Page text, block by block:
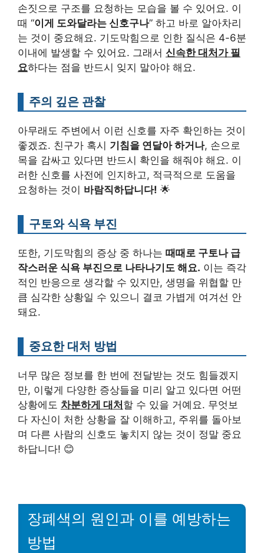
손짓으로 구조를 요청하는 모습을 볼 수 있어요. 이
때 “이게 도와달라는 신호구나” 하고 바로 알아차리
는 것이 중요해요. 기도막힘으로 인한 질식은 4-6분
이내에 발생할 수 있어요. 그래서 신속한 대처가 필
요하다는 점을 반드시 잊지 말아야 해요.
주의 깊은 관찰
아무래도 주변에서 이런 신호를 자주 확인하는 것이
좋겠죠. 친구가 혹시 기침을 연달아 하거나, 손으로
목을 감싸고 있다면 반드시 확인을 해줘야 해요. 이
러한 신호를 사전에 인지하고, 적극적으로 도움을
요청하는 것이 바람직하답니다! 🌟
구토와 식욕 부진
또한, 기도막힘의 증상 중 하나는 때때로 구토나 급
작스러운 식욕 부진으로 나타나기도 해요. 이는 즉각
적인 반응으로 생각할 수 있지만, 생명을 위협할 만
큼 심각한 상황일 수 있으니 결코 가볍게 여겨선 안
돼요.
중요한 대처 방법
너무 많은 정보를 한 번에 전달받는 것도 힘들겠지
만, 이렇게 다양한 증상들을 미리 알고 있다면 어떤
상황에도 차분하게 대처할 수 있을 거예요. 무엇보
다 자신이 처한 상황을 잘 이해하고, 주위를 돌아보
며 다른 사람의 신호도 놓치지 않는 것이 정말 중요
하답니다! 😊
장폐색의 원인과 이를 예방하는
방법